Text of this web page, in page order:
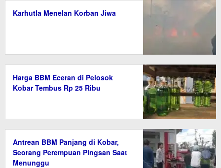
Karhutla Menelan Korban Jiwa
Harga BBM Eceran di Pelosok
Kobar Tembus Rp 25 Ribu
Antrean BBM Panjang di Kobar,
Seorang Perempuan Pingsan Saat
Menunggu